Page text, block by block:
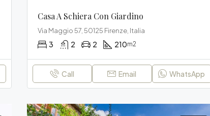
Casa A Schiera Con Giardino
Via Maggio 57, 50125 Firenze, Italia
3 2 2 210m2
Call Email WhatsApp